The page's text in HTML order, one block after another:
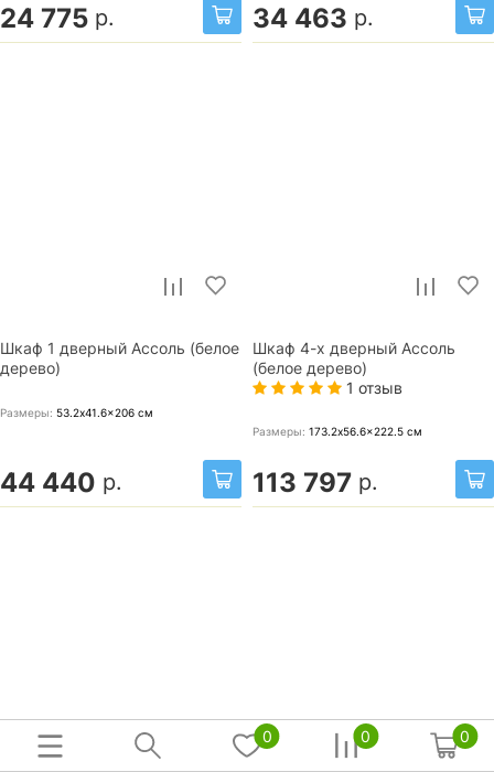
24 775 р. 34 463 р.
Шкаф 1 дверный Ассоль (белое
дерево)
Размеры: 53.2x41.6x206 см
44 440 р.
Шкаф 4-х дверный Ассоль
(белое дерево)
1 отзыв
Размеры: 173.2x56.6x222.5 см
113 797 р.
0 0 0